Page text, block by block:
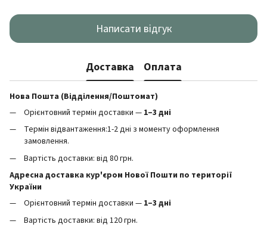
Написати відгук
Доставка Оплата
Нова Пошта (Відділення/Поштомат)
Орієнтовний термін доставки — 1–3 дні
Термін відвантаження:1-2 дні з моменту оформлення
замовлення.
Вартість доставки: від 80 грн.
Адресна доставка кур'єром Нової Пошти по території
України
Орієнтовний термін доставки — 1–3 дні
Вартість доставки: від 120 грн.